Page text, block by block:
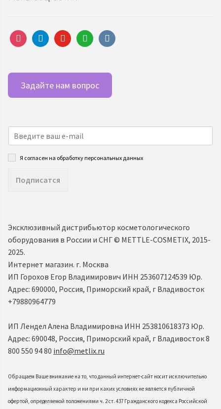
instagramtelegramyoutubewhatsappvkontakte
Задайте нам вопрос
Я согласен на обработку персональных данных
Подписатся
Эксклюзивный дистрибьютор косметологического
оборудования в России и СНГ ©️ METTLE-COSMETIX, 2015-
2025.
Интернет магазин. г. Москва
ИП Горохов Егор Владимирович ИНН 253607124539 Юр.
Адрес: 690000, Россия, Приморский край, г Владивосток
+79880964779
ИП Лендел Алена Владимировна ИНН 253810618373 Юр.
Адрес: 690048, Россия, Приморский край, г Владивосток 8
800 550 94 80 info@metlix.ru
Обращаем Ваше внимание на то, что данный интернет-сайт носит исключительно
информационный характер и ни при каких условиях не является публичной
офертой, определяемой положениями ч. 2 ст. 437 Гражданского кодекса Российской